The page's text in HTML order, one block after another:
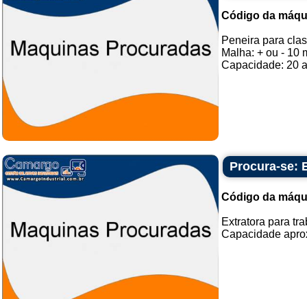
Código da
Peneira para
Malha: + ou - 10
Capacidade: 20
Procura-se:
Código da
Extratora para
Capacidade